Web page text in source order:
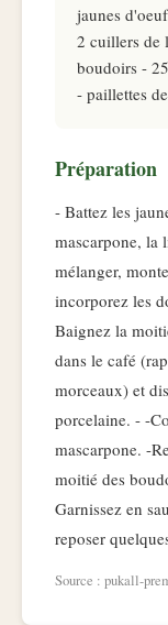
jaunes
2 cuillers de
boudoirs -
- paillettes
Préparation
- Battez les
mascarpone, la
mélanger,
incorporez les
Baignez la
dans le café
morceaux) et
porcelaine. - -
mascarpone. -
moitié des
Garnissez en
reposer
Source : pukall-